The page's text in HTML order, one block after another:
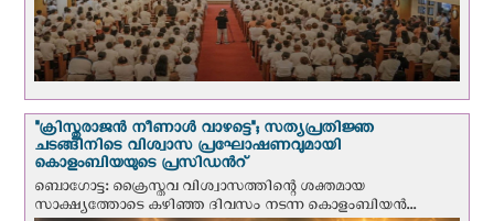
"ക്രിസ്തുരാജന്‍ നീണാള്‍ വാഴട്ടെ"; സത്യപ്രതിജ്ഞ
ചടങ്ങിനിടെ വിശ്വാസ പ്രഘോഷണവുമായി
കൊളംബിയയുടെ പ്രസിഡന്‍റ്
ബൊഗോട്ട: ക്രൈസ്തവ വിശ്വാസത്തിന്റെ ശക്തമായ
സാക്ഷ്യത്തോടെ കഴിഞ്ഞ ദിവസം നടന്ന കൊളംബിയന്‍...